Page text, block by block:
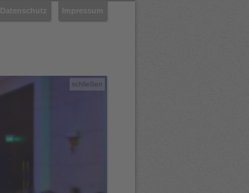
Datenschutz Impressum
schließen